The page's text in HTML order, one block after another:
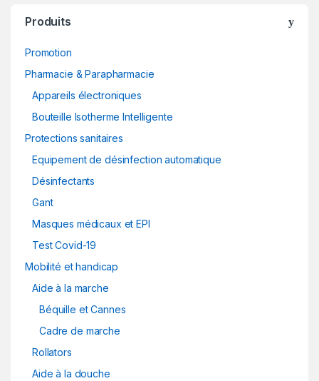
Produits
Promotion
Pharmacie & Parapharmacie
Appareils électroniques
Bouteille Isotherme Intelligente
Protections sanitaires
Equipement de désinfection automatique
Désinfectants
Gant
Masques médicaux et EPI
Test Covid-19
Mobilité et handicap
Aide à la marche
Béquille et Cannes
Cadre de marche
Rollators
Aide à la douche